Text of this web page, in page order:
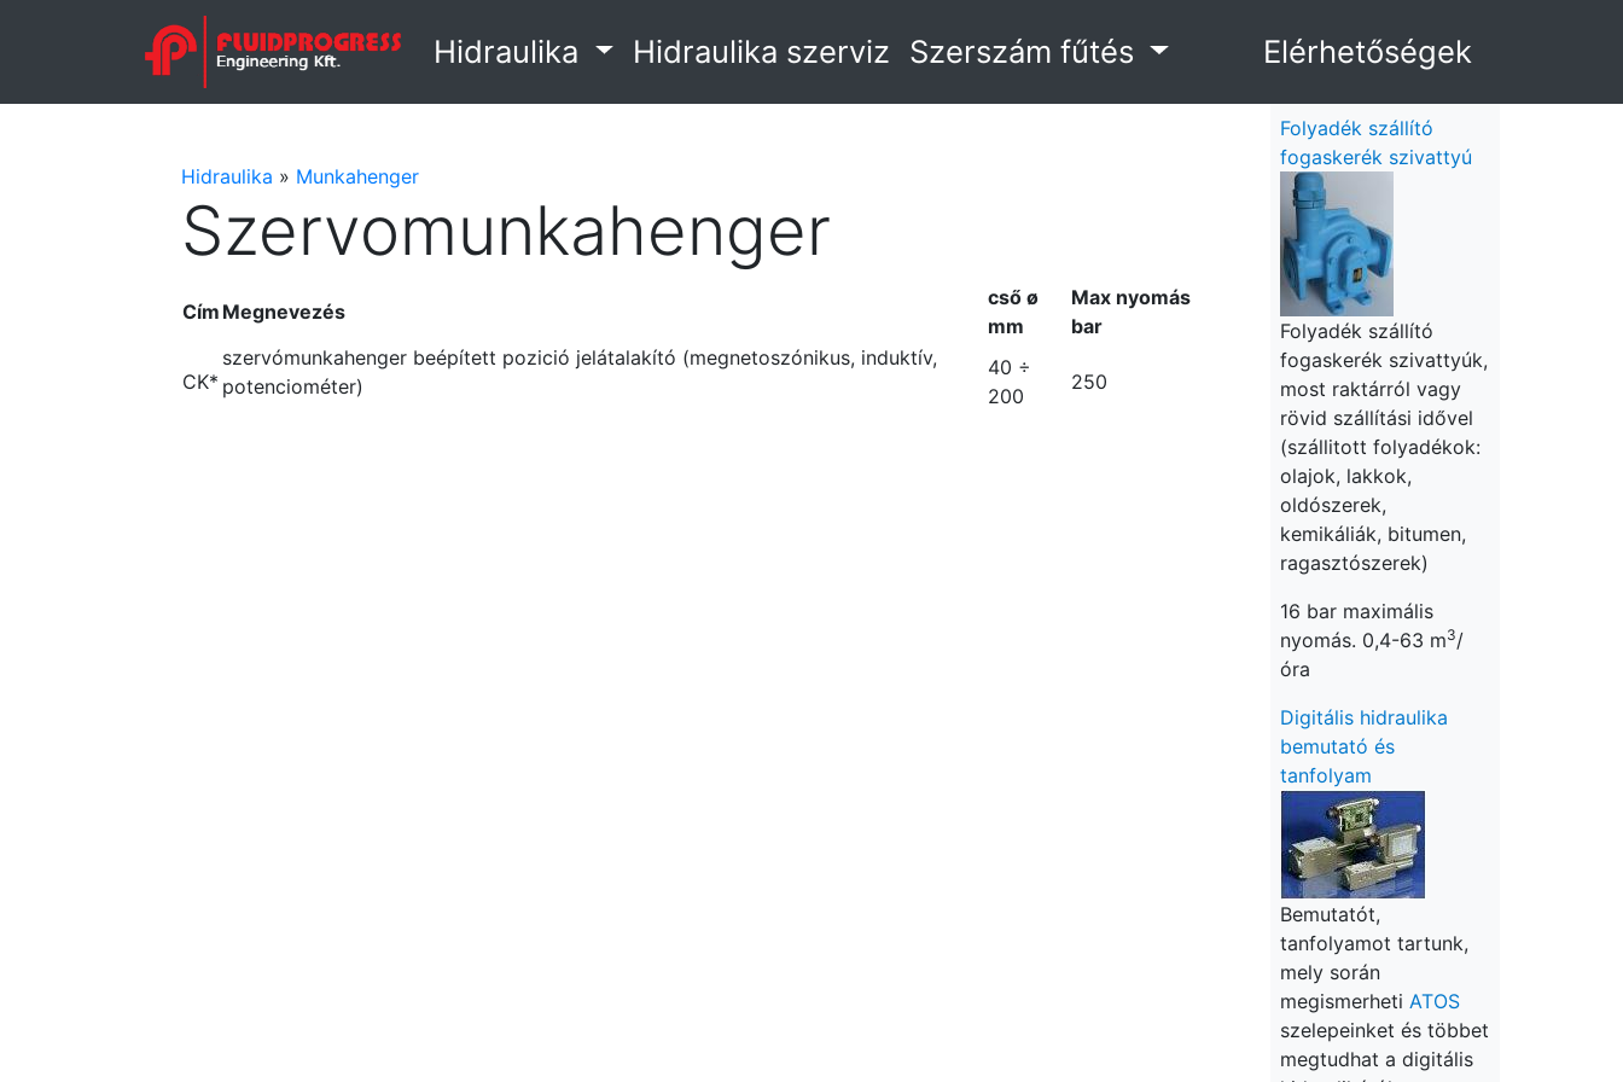
Hidraulika Hidraulika szerviz Szerszám fűtés Elérhetőségek
Hidraulika » Munkahenger
Szervomunkahenger
Cím Megnevezés
cső ø
mm
Max nyomás
bar
CK*
szervómunkahenger beépített pozició jelátalakító (megnetoszónikus, induktív,
potenciométer)
40 ÷
200
250
Folyadék szállító
fogaskerék szivattyú
Folyadék szállító
fogaskerék szivattyúk,
most raktárról vagy
rövid szállítási idővel
(szállitott folyadékok:
olajok, lakkok,
oldószerek,
kemikáliák, bitumen,
ragasztószerek)
16 bar maximális
nyomás. 0,4-63 m3/
óra
Digitális hidraulika
bemutató és
tanfolyam
Bemutatót,
tanfolyamot tartunk,
mely során
megismerheti ATOS
szelepeinket és többet
megtudhat a digitális